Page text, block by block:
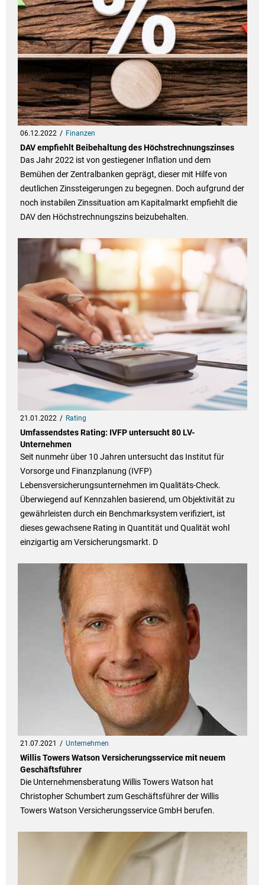
06.12.2022 Finanzen
DAV empfiehlt Beibehaltung des Höchstrechnungszinses
Das Jahr 2022 ist von gestiegener Inflation und dem
Bemühen der Zentralbanken geprägt, dieser mit Hilfe von
deutlichen Zinssteigerungen zu begegnen. Doch aufgrund der
noch instabilen Zinssituation am Kapitalmarkt empfiehlt die
DAV den Höchstrechnungszins beizubehalten.
21.01.2022 Rating
Umfassendstes Rating: IVFP untersucht 80 LV-
Unternehmen
Seit nunmehr über 10 Jahren untersucht das Institut für
Vorsorge und Finanzplanung (IVFP)
Lebensversicherungsunternehmen im Qualitäts-Check.
Überwiegend auf Kennzahlen basierend, um Objektivität zu
gewährleisten durch ein Benchmarksystem verifiziert, ist
dieses gewachsene Rating in Quantität und Qualität wohl
einzigartig am Versicherungsmarkt. D
21.07.2021 Unternehmen
Willis Towers Watson Versicherungsservice mit neuem
Geschäftsführer
Die Unternehmensberatung Willis Towers Watson hat
Christopher Schumbert zum Geschäftsführer der Willis
Towers Watson Versicherungsservice GmbH berufen.